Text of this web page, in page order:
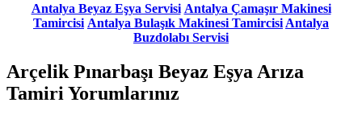
Antalya Beyaz Eşya Servisi Antalya Çamaşır Makinesi
Tamircisi Antalya Bulaşık Makinesi Tamircisi Antalya
Buzdolabı Servisi
Arçelik Pınarbaşı Beyaz Eşya Arıza
Tamiri Yorumlarınız